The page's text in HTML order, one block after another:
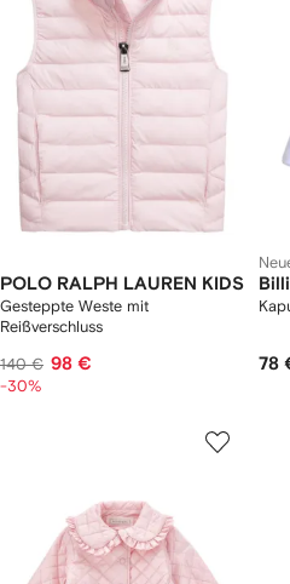
POLO RALPH LAUREN KIDS
Gesteppte Weste mit
Reißverschluss
140 € 98 €
-30%
78